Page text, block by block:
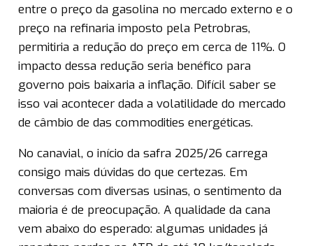
entre o preço da gasolina no mercado externo e o
preço na refinaria imposto pela Petrobras,
permitiria a redução do preço em cerca de 11%. O
impacto dessa redução seria benéfico para
governo pois baixaria a inflação. Difícil saber se
isso vai acontecer dada a volatilidade do mercado
de câmbio de das commodities energéticas.
No canavial, o início da safra 2025/26 carrega
consigo mais dúvidas do que certezas. Em
conversas com diversas usinas, o sentimento da
maioria é de preocupação. A qualidade da cana
vem abaixo do esperado: algumas unidades já